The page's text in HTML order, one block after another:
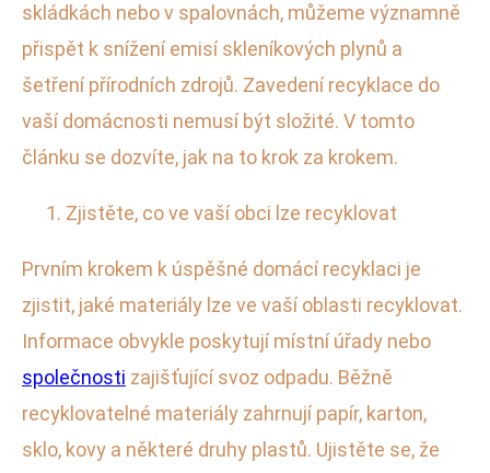
skládkách nebo v spalovnách, můžeme významně
přispět k snížení emisí skleníkových plynů a
šetření přírodních zdrojů. Zavedení recyklace do
vaší domácnosti nemusí být složité. V tomto
článku se dozvíte, jak na to krok za krokem.
Zjistěte, co ve vaší obci lze recyklovat
Prvním krokem k úspěšné domácí recyklaci je
zjistit, jaké materiály lze ve vaší oblasti recyklovat.
Informace obvykle poskytují místní úřady nebo
společnosti zajišťující svoz odpadu. Běžně
recyklovatelné materiály zahrnují papír, karton,
sklo, kovy a některé druhy plastů. Ujistěte se, že